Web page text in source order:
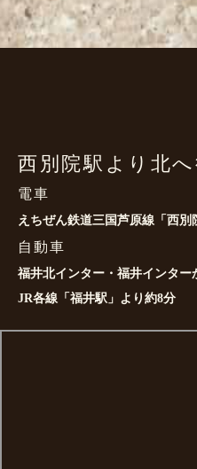
西別院駅より北
電車
えちぜん鉄道三国芦原線「西
自動車
福井北インター・福井インター
JR各線「福井駅」より約8分